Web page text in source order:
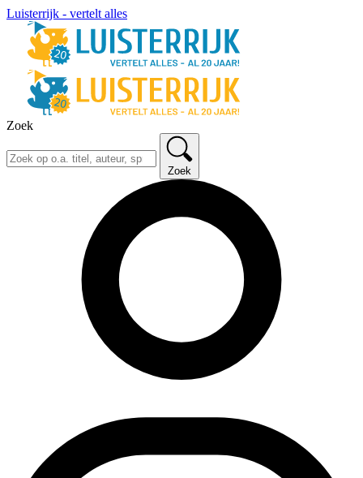
Luisterrijk - vertelt alles
Zoek
Zoek